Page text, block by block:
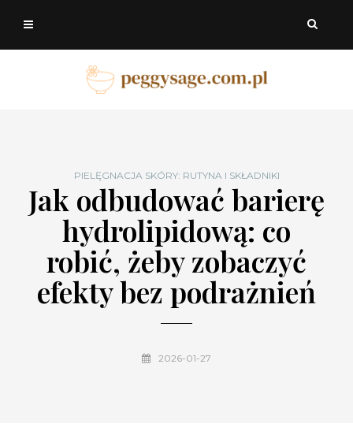
PIELĘGNACJA SKÓRY: RUTYNA I SKŁADNIKI
Jak odbudować barierę
hydrolipidową: co
robić, żeby zobaczyć
efekty bez podrażnień
2026-01-27